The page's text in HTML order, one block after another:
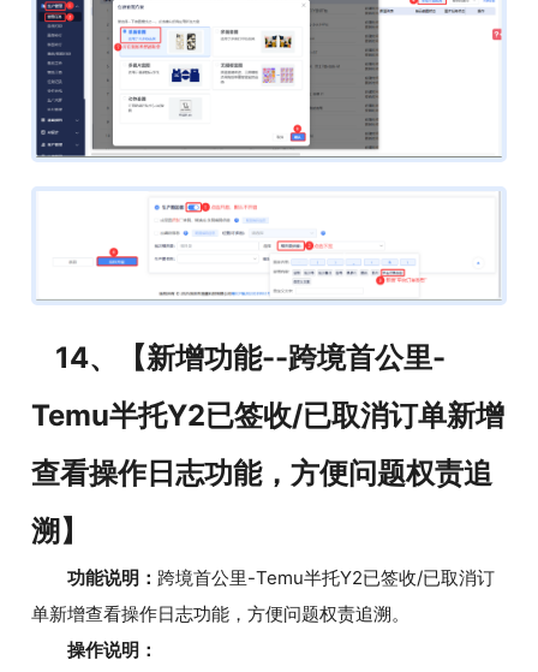
14、【新增功能--跨境首公里-
Temu半托Y2已签收/已取消订单新增
查看操作日志功能，方便问题权责追
溯】
功能说明： 跨境首公里-Temu半托Y2已签收/已取消订
单新增查看操作日志功能，方便问题权责追溯。
操作说明：